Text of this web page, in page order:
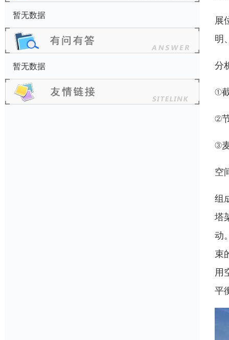
暂无数据
暂无数据
展
明
分
①
②
③
空
组
塔
动
束
用
平